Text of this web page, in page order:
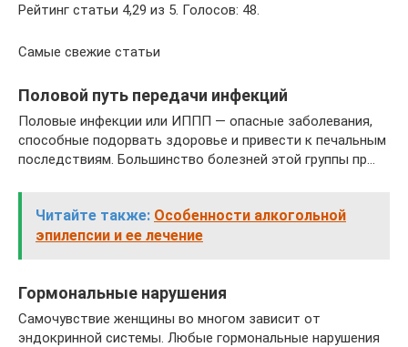
Рейтинг статьи 4,29 из 5. Голосов: 48.
Самые свежие статьи
Половой путь передачи инфекций
Половые инфекции или ИППП ― опасные заболевания,
способные подорвать здоровье и привести к печальным
последствиям. Большинство болезней этой группы пр…
Читайте также: Особенности алкогольной
эпилепсии и ее лечение
Гормональные нарушения
Самочувствие женщины во многом зависит от
эндокринной системы. Любые гормональные нарушения